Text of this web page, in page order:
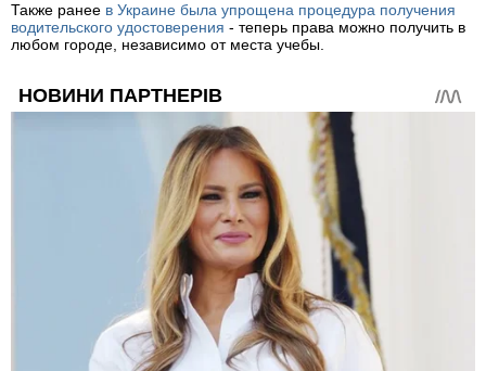
Также ранее в Украине была упрощена процедура получения
водительского удостоверения - теперь права можно получить в
любом городе, независимо от места учебы.